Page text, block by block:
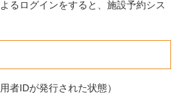
ログインをすると、施設予約シス
者IDが発行された状態）